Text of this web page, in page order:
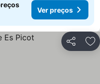
Ver preços
Partilhar